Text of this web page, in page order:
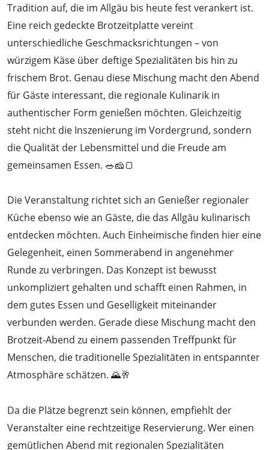
Tradition auf, die im Allgäu bis heute fest verankert ist.
Eine reich gedeckte Brotzeitplatte vereint
unterschiedliche Geschmacksrichtungen – von
würzigem Käse über deftige Spezialitäten bis hin zu
frischem Brot. Genau diese Mischung macht den Abend
für Gäste interessant, die regionale Kulinarik in
authentischer Form genießen möchten. Gleichzeitig
steht nicht die Inszenierung im Vordergrund, sondern
die Qualität der Lebensmittel und die Freude am
gemeinsamen Essen. 🥗🧀🍞
Die Veranstaltung richtet sich an Genießer regionaler
Küche ebenso wie an Gäste, die das Allgäu kulinarisch
entdecken möchten. Auch Einheimische finden hier eine
Gelegenheit, einen Sommerabend in angenehmer
Runde zu verbringen. Das Konzept ist bewusst
unkompliziert gehalten und schafft einen Rahmen, in
dem gutes Essen und Geselligkeit miteinander
verbunden werden. Gerade diese Mischung macht den
Brotzeit-Abend zu einem passenden Treffpunkt für
Menschen, die traditionelle Spezialitäten in entspannter
Atmosphäre schätzen. 🌄🥂
Da die Plätze begrenzt sein können, empfiehlt der
Veranstalter eine rechtzeitige Reservierung. Wer einen
gemütlichen Abend mit regionalen Spezialitäten